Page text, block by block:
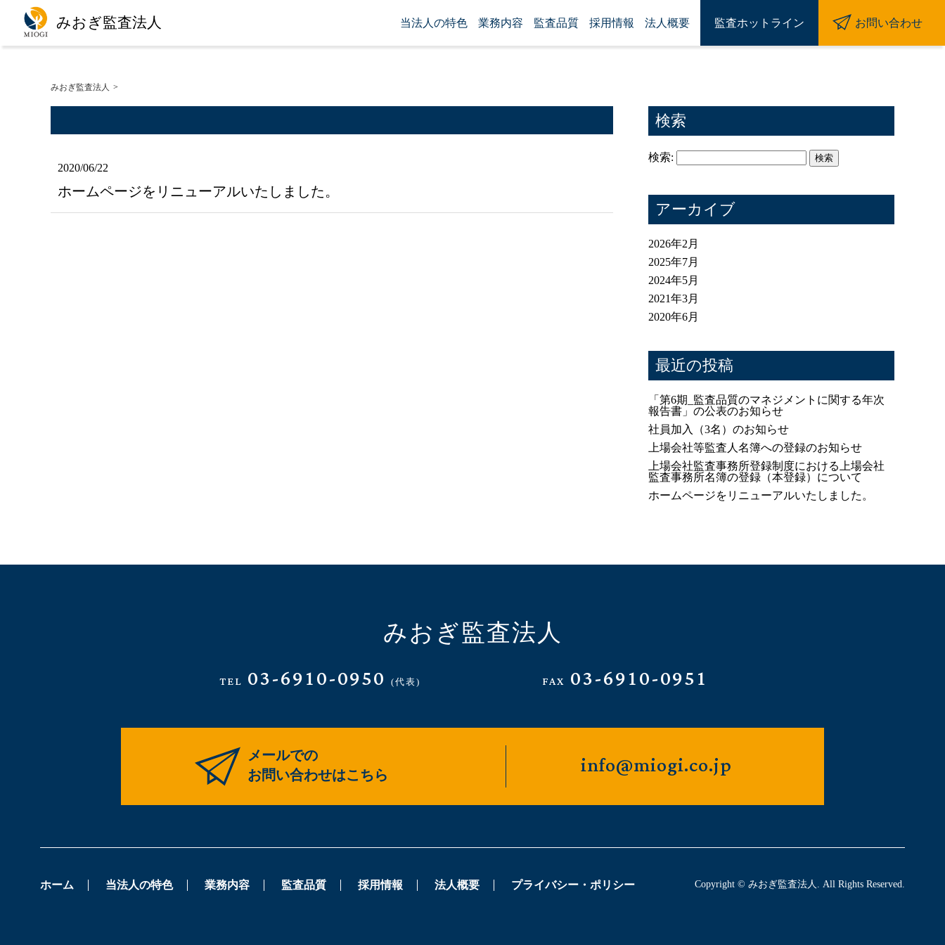
みおぎ監査法人 当法人の特色 業務内容 監査品質 採用情報 法人概要 監査ホットライン お問い合わせ
みおぎ監査法人
2020/06/22
ホームページをリニューアルいたしました。
検索
検索:
アーカイブ
2026年2月
2025年7月
2024年5月
2021年3月
2020年6月
最近の投稿
「第6期_監査品質のマネジメントに関する年次
報告書」の公表のお知らせ
社員加入（3名）のお知らせ
上場会社等監査人名簿への登録のお知らせ
上場会社監査事務所登録制度における上場会社
監査事務所名簿の登録（本登録）について
ホームページをリニューアルいたしました。
みおぎ監査法人
TEL 03-6910-0950(代表) FAX 03-6910-0951
メールでの
お問い合わせはこちら
info@miogi.co.jp
ホーム 当法人の特色 業務内容 監査品質 採用情報 法人概要 プライバシー・ポリシー Copyright © みおぎ監査法人. All Rights Reserved.